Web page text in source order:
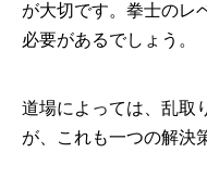
が大切です。拳士のレ
必要があるでしょう。
道場によっては、乱取
が、これも一つの解決